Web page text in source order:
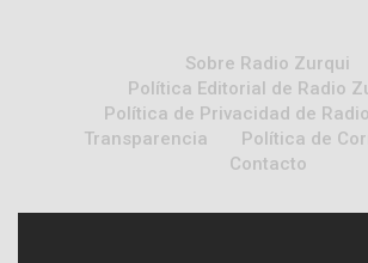
Sobre Radio Zurqui
Política Editorial de Radio
Política de Privacidad de
Transparencia
Política de
Contacto